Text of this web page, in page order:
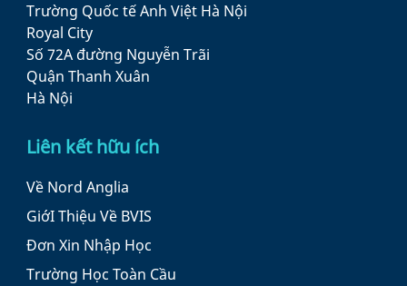
Trường Quốc tế Anh Việt Hà Nội
Royal City
Số 72A đường Nguyễn Trãi
Quận Thanh Xuân
Hà Nội
Liên kết hữu ích
Về Nord Anglia
GiớI Thiệu Về BVIS
Đơn Xin Nhập Học
Trường Học Toàn Cầu